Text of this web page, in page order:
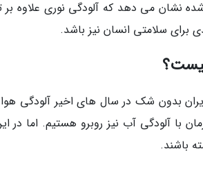
نشان می دهد که آلودگی نوری علاوه
برای سلامتی انسان نیز باشد.
بدون شک در سال های اخیر آلودگی
با آلودگی آب نیز روبرو هستیم. اما در
باشند.